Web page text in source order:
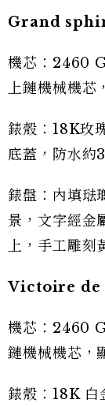
Grand
機芯：2460
上鏈機械機
錶殼：18K玫
底蓋，防水約
錶盤：內填琺
景，文字經金
上，手工雕
Victoire de
機芯：2460
鏈機械機芯，
錶殼：18K 白